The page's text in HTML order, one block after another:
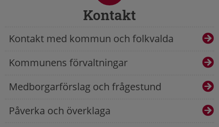
Kontakt
Kontakt med kommun och folkvalda
Kommunens förvaltningar
Medborgarförslag och frågestund
Påverka och överklaga